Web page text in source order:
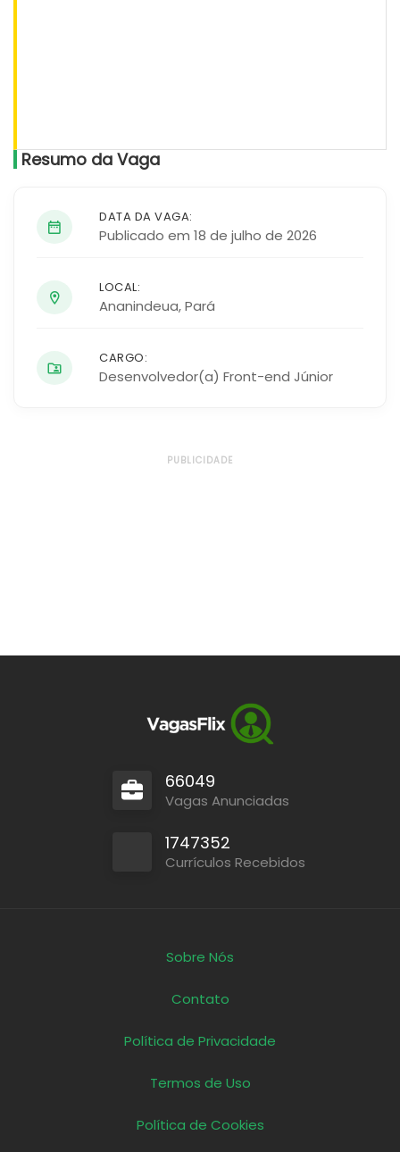
Resumo da Vaga
DATA DA VAGA:
Publicado em 18 de julho de 2026
LOCAL:
Ananindeua,Pará
CARGO:
Desenvolvedor(a) Front-end Júnior
PUBLICIDADE
66049
Vagas Anunciadas
1747352
Currículos Recebidos
Sobre Nós
Contato
Política de Privacidade
Termos de Uso
Política de Cookies